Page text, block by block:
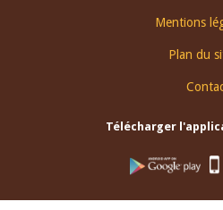
Mentions
Plan du
Télécharger